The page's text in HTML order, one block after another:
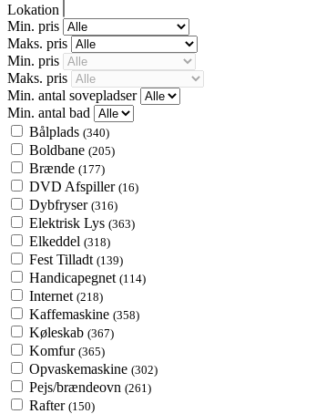
Lokation
Min. pris
Maks. pris
Min. pris
Maks. pris
Min. antal sovepladser
Min. antal bad
Bålplads (340)
Boldbane (205)
Brænde (177)
DVD Afspiller (16)
Dybfryser (316)
Elektrisk Lys (363)
Elkeddel (318)
Fest Tilladt (139)
Handicapegnet (114)
Internet (218)
Kaffemaskine (358)
Køleskab (367)
Komfur (365)
Opvaskemaskine (302)
Pejs/brændeovn (261)
Rafter (150)